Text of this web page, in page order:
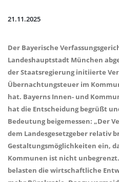
21.11.2025
Der Bayerische
Landeshauptstadt München
der Staatsregierung initiierte
Übernachtungsteuer im
hat. Bayerns Innen- und
hat die Entscheidung begrüßt
Bedeutung beigemessen: „Der
dem Landesgesetzgeber relativ
Gestaltungsmöglichkeiten ein,
Kommunen ist nicht
belasten die wirtschaftliche